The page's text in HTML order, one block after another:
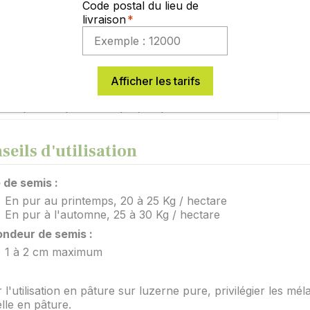
du produit
aux sols compacts, qui gardent l'eau.
de sols avec pH supérieurs à 6,2.
d'utilisation
de semis :
En pur au printemps, 20 à 25 Kg / hectare
En pur à l'automne, 25 à 30 Kg / hectare
de semis :
1 à 2 cm maximum
l'utilisation en pâture sur luzerne pure, privilégier les
en pâture.
Code postal du lieu de
livraison
Afficher les tarifs